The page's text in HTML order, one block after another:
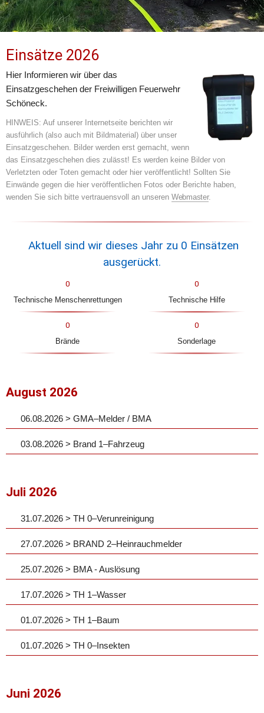
Einsätze 2026
Hier Informieren wir über das
Einsatzgeschehen der Freiwilligen Feuerwehr
Schöneck.
HINWEIS: Auf unserer Internetseite berichten wir
ausführlich (also auch mit Bildmaterial) über unser
Einsatzgeschehen. Bilder werden erst gemacht, wenn
das Einsatzgeschehen dies zulässt! Es werden keine Bilder von
Verletzten oder Toten gemacht oder hier veröffentlicht! Sollten Sie
Einwände gegen die hier veröffentlichen Fotos oder Berichte haben,
wenden Sie sich bitte vertrauensvoll an unseren Webmaster.
Aktuell sind wir dieses Jahr zu 0 Einsätzen
ausgerückt.
0
Technische Menschenrettungen
0
Technische Hilfe
0
Brände
0
Sonderlage
August 2026
06.08.2026 > GMA–Melder / BMA
03.08.2026 > Brand 1–Fahrzeug
Juli 2026
31.07.2026 > TH 0–Verunreinigung
27.07.2026 > BRAND 2–Heinrauchmelder
25.07.2026 > BMA - Auslösung
17.07.2026 > TH 1–Wasser
01.07.2026 > TH 1–Baum
01.07.2026 > TH 0–Insekten
Juni 2026